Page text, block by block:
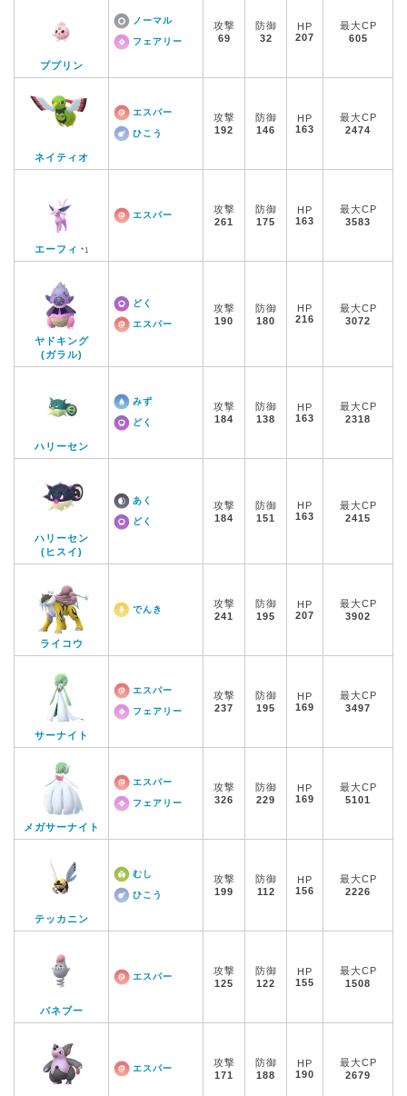
ププリン
ノーマル
フェアリー
攻撃
69
防御
32
HP
207
最大CP
605
ネイティオ
エスパー
ひこう
攻撃
192
防御
146
HP
163
最大CP
2474
エーフィ *1
エスパー
攻撃
261
防御
175
HP
163
最大CP
3583
ヤドキング
(ガラル)
どく
エスパー
攻撃
190
防御
180
HP
216
最大CP
3072
ハリーセン
みず
どく
攻撃
184
防御
138
HP
163
最大CP
2318
ハリーセン
(ヒスイ)
あく
どく
攻撃
184
防御
151
HP
163
最大CP
2415
ライコウ
でんき
攻撃
241
防御
195
HP
207
最大CP
3902
サーナイト
エスパー
フェアリー
攻撃
237
防御
195
HP
169
最大CP
3497
メガサーナイト
エスパー
フェアリー
攻撃
326
防御
229
HP
169
最大CP
5101
テッカニン
むし
ひこう
攻撃
199
防御
112
HP
156
最大CP
2226
バネブー
エスパー
攻撃
125
防御
122
HP
155
最大CP
1508
エスパー
攻撃
171
防御
188
HP
190
最大CP
2679